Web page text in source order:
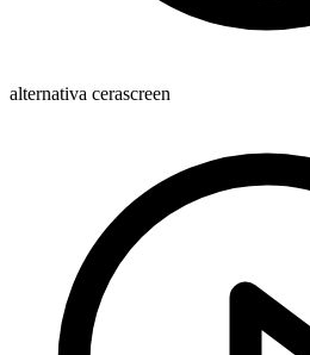
alternativa cerascreen